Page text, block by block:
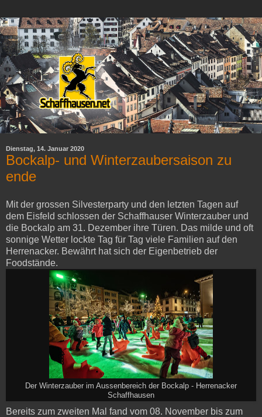
Dienstag, 14. Januar 2020
Bockalp- und Winterzaubersaison zu
ende
Mit der grossen Silvesterparty und den letzten Tagen auf
dem Eisfeld schlossen der Schaffhauser Winterzauber und
die Bockalp am 31. Dezember ihre Türen. Das milde und oft
sonnige Wetter lockte Tag für Tag viele Familien auf den
Herrenacker. Bewährt hat sich der Eigenbetrieb der
Foodstände.
Der Winterzauber im Aussenbereich der Bockalp - Herrenacker
Schaffhausen
Bereits zum zweiten Mal fand vom 08. November bis zum